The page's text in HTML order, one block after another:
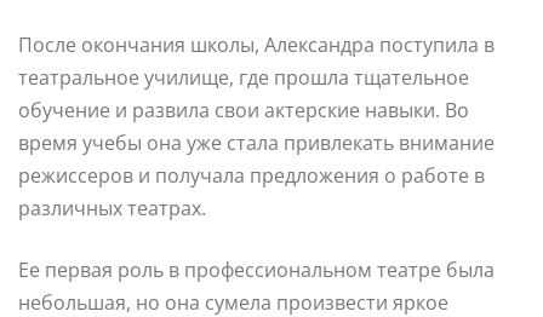
После окончания школы, Александра поступила в
театральное училище, где прошла тщательное
обучение и развила свои актерские навыки. Во
время учебы она уже стала привлекать внимание
режиссеров и получала предложения о работе в
различных театрах.
Ее первая роль в профессиональном театре была
небольшая, но она сумела произвести яркое